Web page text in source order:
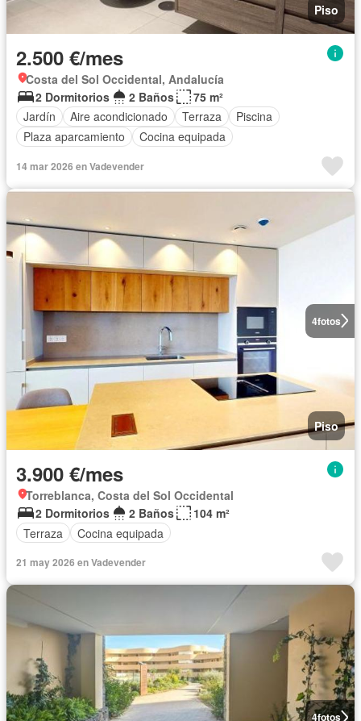
Piso
2.500 €/mes
Costa del Sol Occidental, Andalucía
2 Dormitorios
2 Baños
75 m²
Jardín
Aire acondicionado Terraza
Piscina
Plaza aparcamiento
Cocina equipada
14 mar 2026 en Vadevender
4fotos
Piso
3.900 €/mes
Torreblanca, Costa del Sol Occidental
2 Dormitorios
2 Baños
104 m²
Terraza
Cocina equipada
21 may 2026 en Vadevender
4fotos